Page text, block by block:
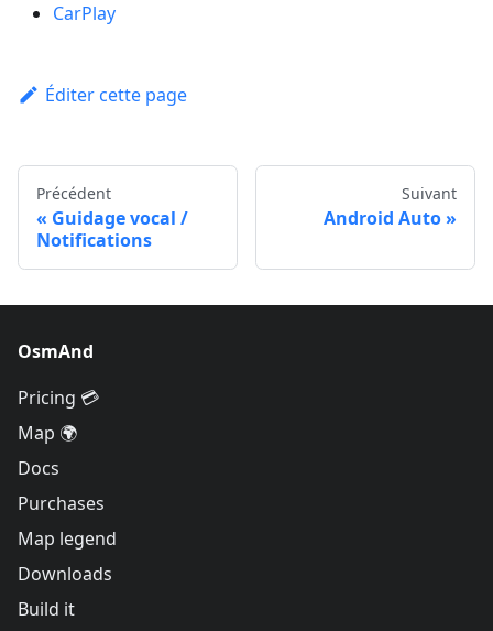
CarPlay
Éditer cette page
Précédent
Guidage vocal /
Notifications
Suivant
Android Auto
OsmAnd
Pricing 💳
Map 🌍
Docs
Purchases
Map legend
Downloads
Build it